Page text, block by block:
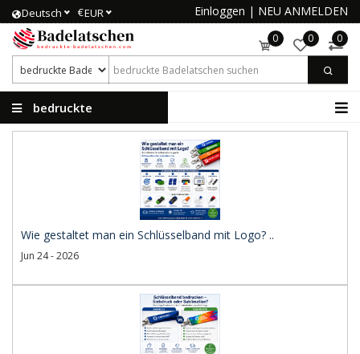
Deutsch €EUR Einloggen | NEU ANMELDEN
0 0 0
bedruckte
Wie gestaltet man ein Schlüsselband mit Logo? ..
Jun 24 - 2026